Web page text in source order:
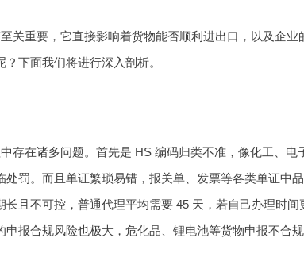
关重要，它直接影响着货物能否顺利进出口，以及企
下面我们将进行深入剖析。
存在诸多问题。首先是 HS 编码归类不准，像化工、电
罚。而且单证繁琐易错，报关单、发票等各类单证中
长且不可控，普通代理平均需要 45 天，若自己办理时
报合规风险也极大，危化品、锂电池等货物申报不合规